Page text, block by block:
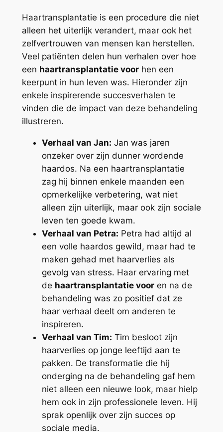
Haartransplantatie is een procedure die niet
alleen het uiterlijk verandert, maar ook het
zelfvertrouwen van mensen kan herstellen.
Veel patiënten delen hun verhalen over hoe
een haartransplantatie voorhen een
keerpunt in hun leven was. Hieronder zijn
enkele inspirerende succesverhalen te
vinden die de impact van deze behandeling
illustreren.
Verhaal van Jan: Jan was jaren
onzeker over zijn dunner wordende
haardos. Na een haartransplantatie
zag hij binnen enkele maanden een
opmerkelijke verbetering, wat niet
alleen zijn uiterlijk, maar ook zijn sociale
leven ten goede kwam.
Verhaal van Petra: Petra had altijd al
een volle haardos gewild, maar had te
maken gehad met haarverlies als
gevolg van stress. Haar ervaring met
de haartransplantatie vooren na de
behandeling was zo positief dat ze
haar verhaal deelt om anderen te
inspireren.
Verhaal van Tim: Tim besloot zijn
haarverlies op jonge leeftijd aan te
pakken. De transformatie die hij
onderging na de behandeling gaf hem
niet alleen een nieuwe look, maar hielp
hem ook in zijn professionele leven. Hij
sprak openlijk over zijn succes op
sociale media.